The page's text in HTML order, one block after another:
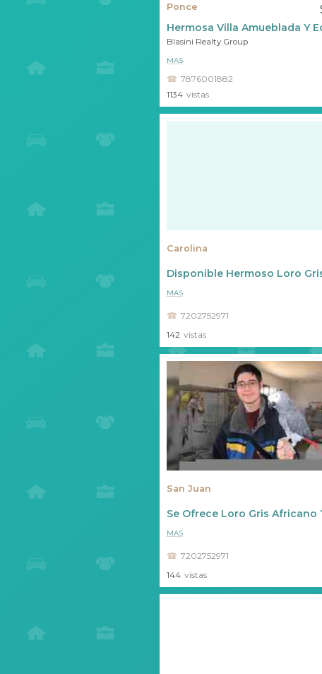
Ponce
Hermosa Villa Amueblada Y
Blasini Realty Group
7876001882
MAS
1134 vistas
Carolina
Disponible Hermoso Loro Gris
7202752971
MAS
142 vistas
San Juan
Se Ofrece Loro Gris Africano
7202752971
MAS
144 vistas